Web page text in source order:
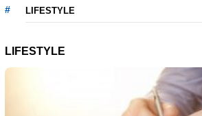
LIFESTYLE
LIFESTYLE